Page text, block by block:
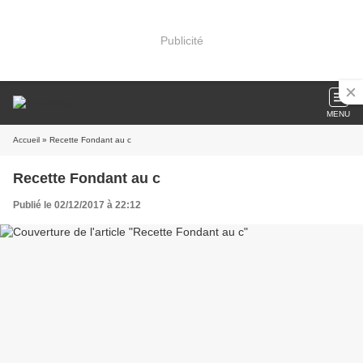
Publicité
MENU
Accueil » Recette Fondant au c
Recette Fondant au c
Publié le 02/12/2017 à 22:12